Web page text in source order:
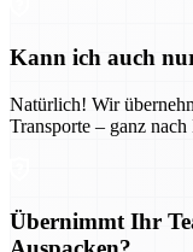
Kann ich auch
Natürlich! Wir
Transporte – ganz
Übernimmt Ihr